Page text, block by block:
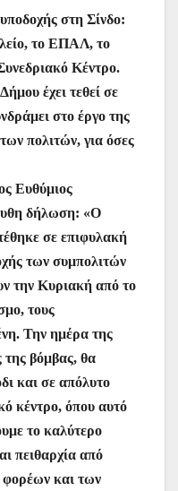
στη Σίνδο:
το ΕΠΑΛ, το
Κέντρο.
έχει τεθεί σε
στο έργο της
πολιτών, για όσες
Ευθύμιος
δήλωση: «Ο
σε επιφυλακή
των συμπολιτών
την Κυριακή από το
τους
Την ημέρα της
της βόμβας, θα
και σε απόλυτο
κέντρο, όπου αυτό
το καλύτερο
πειθαρχία από
φορέων και των